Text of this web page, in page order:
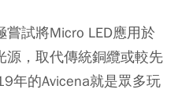
試將Micro LED應用於
源，取代傳統銅纜或較先
年的Avicena就是眾多玩